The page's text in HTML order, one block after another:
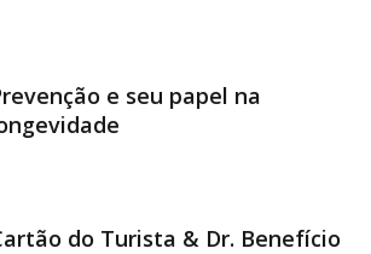
e seu papel na
do Turista & Dr. Benefício